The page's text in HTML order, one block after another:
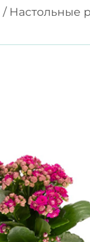
/ Настольные